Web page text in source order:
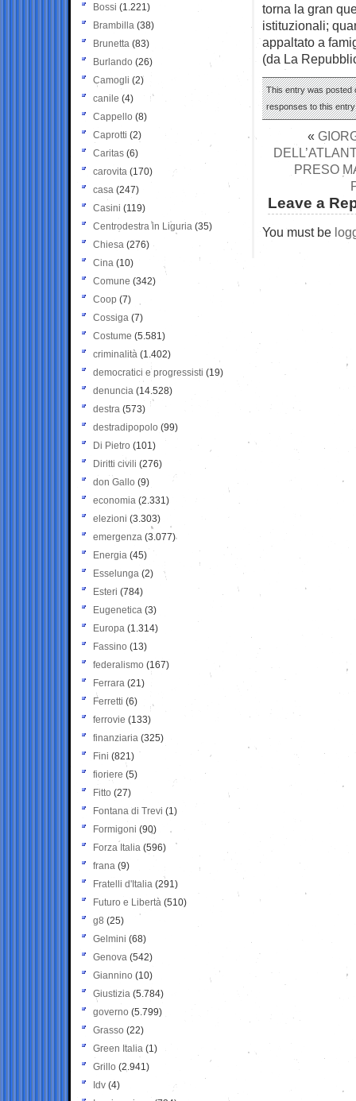
torna la gran
istituzionali;
appaltato a
(da La
This entry was posted
responses to this
«
PRESO
Leave a
You must be
Bossi (1.221)
Brambilla (38)
Brunetta (83)
Burlando (26)
Camogli (2)
canile (4)
Cappello (8)
Caprotti (2)
Caritas (6)
carovita (170)
casa (247)
Casini (119)
Centrodestra in Liguria (35)
Chiesa (276)
Cina (10)
Comune (342)
Coop (7)
Cossiga (7)
Costume (5.581)
criminalità (1.402)
democratici e progressisti (19)
denuncia (14.528)
destra (573)
destradipopolo (99)
Di Pietro (101)
Diritti civili (276)
don Gallo (9)
economia (2.331)
elezioni (3.303)
emergenza (3.077)
Energia (45)
Esselunga (2)
Esteri (784)
Eugenetica (3)
Europa (1.314)
Fassino (13)
federalismo (167)
Ferrara (21)
Ferretti (6)
ferrovie (133)
finanziaria (325)
Fini (821)
fioriere (5)
Fitto (27)
Fontana di Trevi (1)
Formigoni (90)
Forza Italia (596)
frana (9)
Fratelli d'Italia (291)
Futuro e Libertà (510)
g8 (25)
Gelmini (68)
Genova (542)
Giannino (10)
Giustizia (5.784)
governo (5.799)
Grasso (22)
Green Italia (1)
Grillo (2.941)
Idv (4)